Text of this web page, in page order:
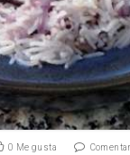
0 Me gusta Comentar